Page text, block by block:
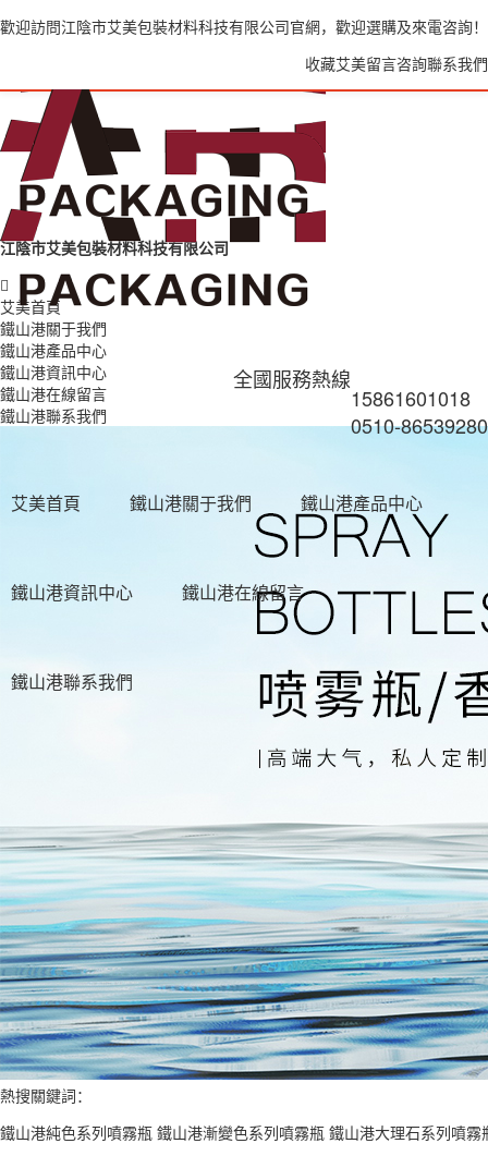
歡迎訪問江陰市艾美包裝材料科技有限公司官網，歡迎選購及來電咨詢！
收藏艾美留言咨詢聯系我們
全國服務熱線
15861601018
0510-86539280
艾美首頁 鐵山港關于我們 鐵山港產品中心
鐵山港資訊中心 鐵山港在線留言
鐵山港聯系我們
江陰市艾美包裝材料科技有限公司
艾美首頁
鐵山港關于我們
鐵山港產品中心
鐵山港資訊中心
鐵山港在線留言
鐵山港聯系我們
熱搜關鍵詞：
鐵山港純色系列噴霧瓶 鐵山港漸變色系列噴霧瓶 鐵山港大理石系列噴霧